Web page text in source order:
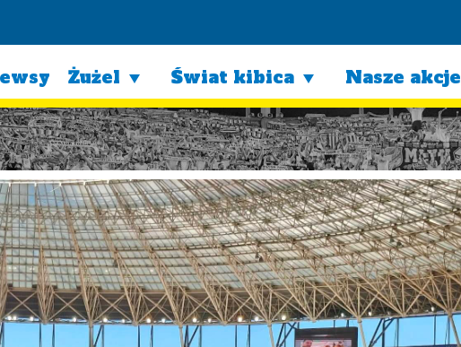
Żużel Świat kibica Nasze akcje